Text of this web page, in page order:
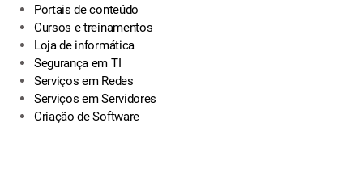
Portais de conteúdo
Cursos e treinamentos
Loja de informática
Segurança em TI
Serviços em Redes
Serviços em Servidores
Criação de Software